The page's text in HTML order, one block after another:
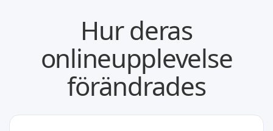
Hur deras
onlineupplevelse
förändrades